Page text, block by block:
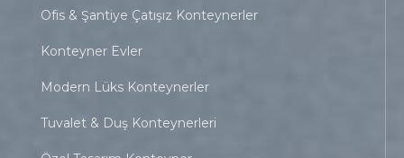
Ofis & Şantiye Çatışız Konteynerler
Konteyner Evler
Modern Lüks Konteynerler
Tuvalet & Duş Konteynerleri